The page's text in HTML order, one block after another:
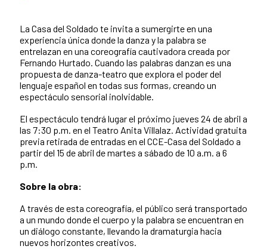
La Casa del Soldado te invita a sumergirte en una
experiencia única donde la danza y la palabra se
entrelazan en una coreografía cautivadora creada por
Fernando Hurtado. Cuando las palabras danzan es una
propuesta de danza-teatro que explora el poder del
lenguaje español en todas sus formas, creando un
espectáculo sensorial inolvidable.
El espectáculo tendrá lugar el próximo jueves 24 de abril a
las 7:30 p.m. en el Teatro Anita Villalaz. Actividad gratuita
previa retirada de entradas en el CCE-Casa del Soldado a
partir del 15 de abril de martes a sábado de 10 a.m. a 6
p.m.
Sobre la obra:
A través de esta coreografía, el público será transportado
a un mundo donde el cuerpo y la palabra se encuentran en
un diálogo constante, llevando la dramaturgia hacia
nuevos horizontes creativos.